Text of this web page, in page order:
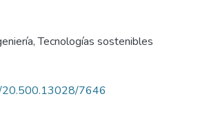
,Tecnologías sostenibles
20.500.13028/7646